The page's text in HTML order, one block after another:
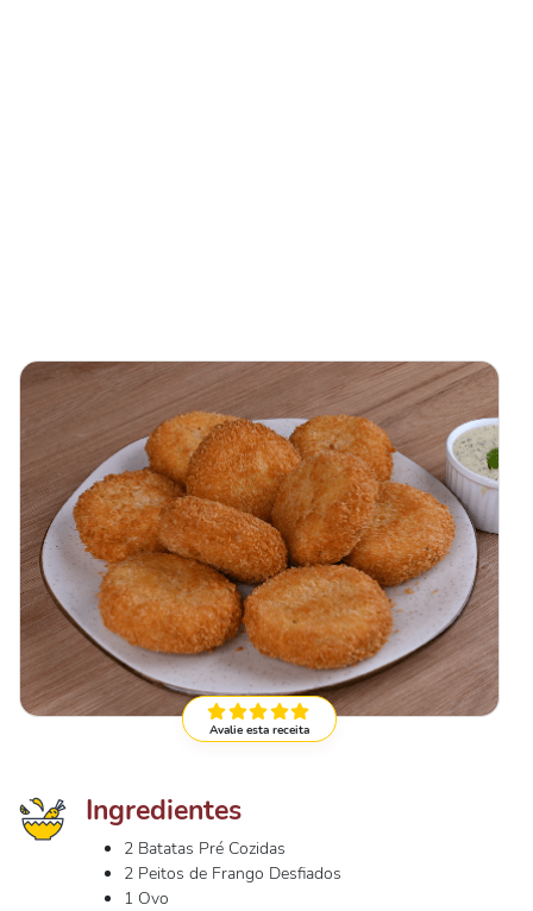
Avalie esta receita
Ingredientes
2 Batatas Pré Cozidas
2 Peitos de Frango Desfiados
1 Ovo